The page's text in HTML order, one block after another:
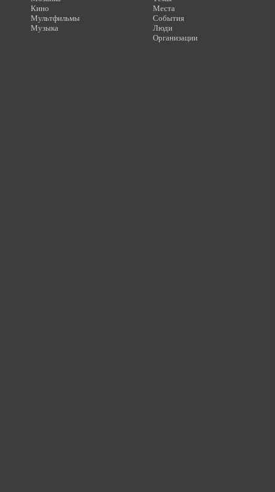
Кино
Мультфильмы
Музыка
Места
События
Люди
Организации